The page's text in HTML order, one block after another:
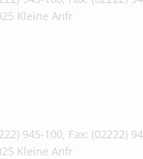
Kleine Anfr
945-100, Fax: (02222)
Kleine Anfr